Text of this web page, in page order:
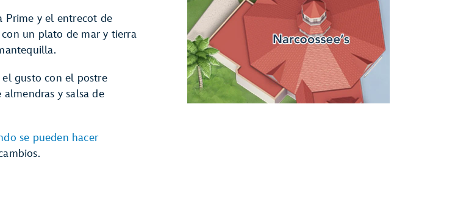
Prime y el entrecot de
un plato de mar y tierra
gusto con el postre
y salsa de
se pueden hacer